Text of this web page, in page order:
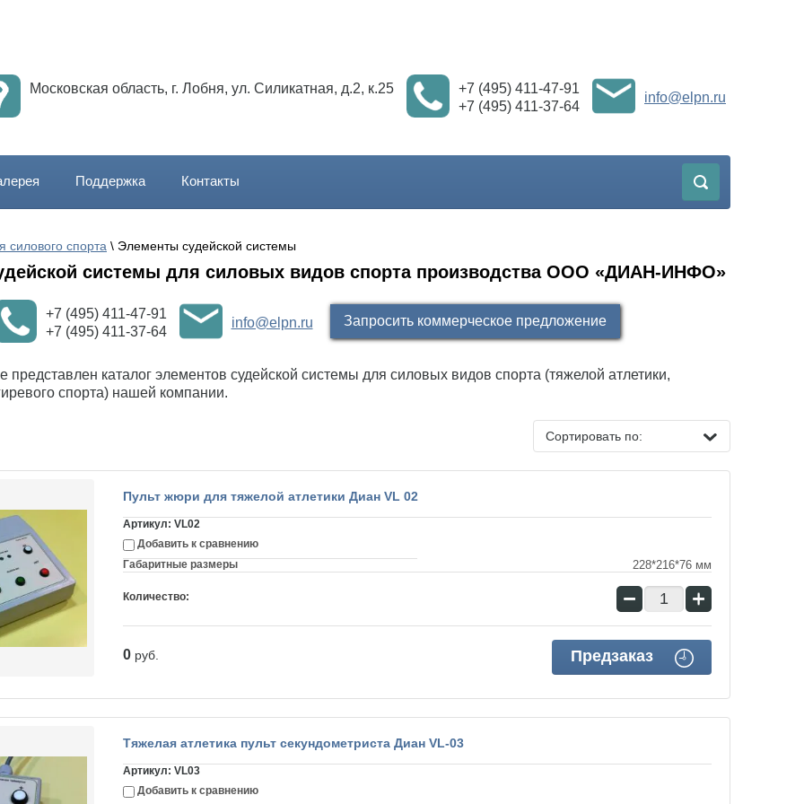
Московская область, г. Лобня, ул. Силикатная, д.2, к.25
+7 (495) 411-47-91
+7 (495) 411-37-64
info@elpn.ru
Поддержка Контакты
силового спорта \ Элементы судейской системы
системы для силовых видов спорта производства ООО «ДИАН-ИНФО»
+7 (495) 411-47-91
+7 (495) 411-37-64
info@elpn.ru Запросить коммерческое предложение
представлен каталог элементов судейской системы для силовых видов спорта (тяжелой атлетики,
спорта) нашей компании.
Сортировать по:
Пульт жюри для тяжелой атлетики Диан VL 02
Артикул: VL02
Добавить к сравнению
Габаритные размеры
228*216*76 мм
Количество: − +
0 руб. Предзаказ
Тяжелая атлетика пульт секундометриста Диан VL-03
Артикул: VL03
Добавить к сравнению